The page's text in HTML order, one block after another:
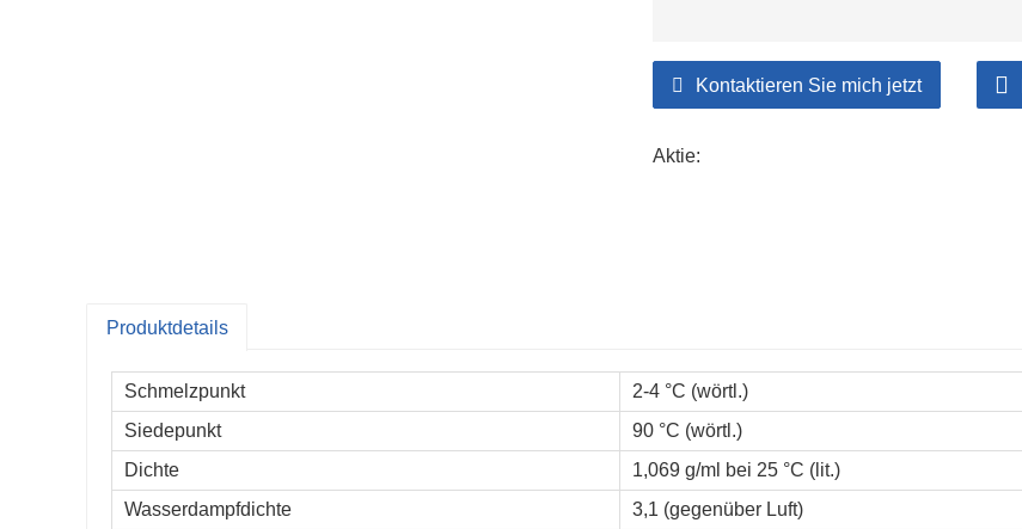
Kontaktieren Sie mich jetzt
Aktie:
Produktdetails
Schmelzpunkt
2-4 °C (wörtl.)
Siedepunkt
90 °C (wörtl.)
Dichte
1,069 g/ml bei 25 °C (lit.)
Wasserdampfdichte
3,1 (gegenüber Luft)